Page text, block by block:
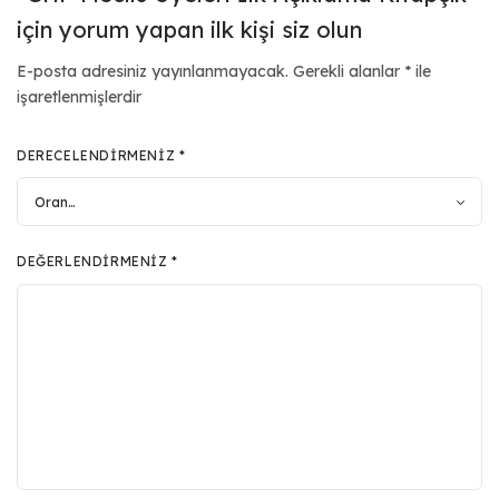
için yorum yapan ilk kişi siz olun
E-posta adresiniz yayınlanmayacak. Gerekli alanlar * ile
işaretlenmişlerdir
DERECELENDIRMENIZ *
DEĞERLENDIRMENIZ*